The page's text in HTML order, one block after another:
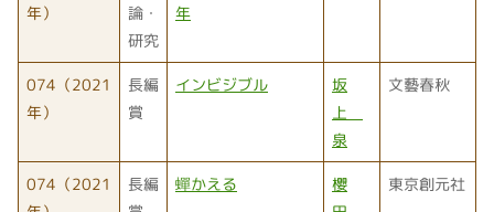
年）
論・
研究
年
074（2021
年）
長編
賞
インビジブル
坂
上
泉
文藝春秋
074（2021
長編
蟬かえる
櫻
東京創元社